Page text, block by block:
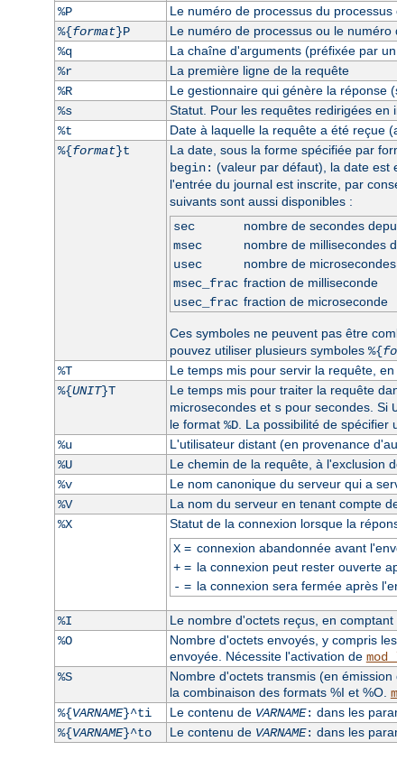
%P
Le numéro de processus du processus
%{format}P Le numéro de processus ou le
%q
La chaîne d'arguments (préfixée par un
%r
La première ligne de la requête
%R
Le gestionnaire qui génère la réponse
%s
Statut. Pour les requêtes redirigées
%t
Date à laquelle la requête a été reçue
%{format}t La date, sous la forme spécifiée par
begin: (valeur par défaut), la date est
l'entrée du journal est inscrite, par
suivants sont aussi disponibles :
sec
nombre de secondes
msec
nombre de millisecondes
usec
nombre de
msec_frac fraction de milliseconde
usec_frac fraction de microseconde
Ces symboles ne peuvent pas être
pouvez utiliser plusieurs symboles %{
%T
Le temps mis pour servir la requête, en
%{UNIT}T Le temps mis pour traiter la requête
microsecondes et spour secondes. Si
le format %D. La possibilité de spécifier
%u
L'utilisateur distant (en provenance
%U
Le chemin de la requête, à l'exclusion
%v
Le nom canonique du serveur qui a
%V
La nom du serveur en tenant compte
%X
Statut de la connexion lorsque la
X= connexion abandonnée avant
+= la connexion peut rester ouverte
- = la connexion sera fermée après
%I Le nombre d'octets reçus, en
%O
Nombre d'octets envoyés, y compris
envoyée. Nécessite l'activation de
%S
Nombre d'octets transmis (en
la combinaison des formats %I et %O.
%{VARNAME}^ti Le contenu de VARNAME: dans les
%{VARNAME}^to Le contenu de VARNAME: dans les